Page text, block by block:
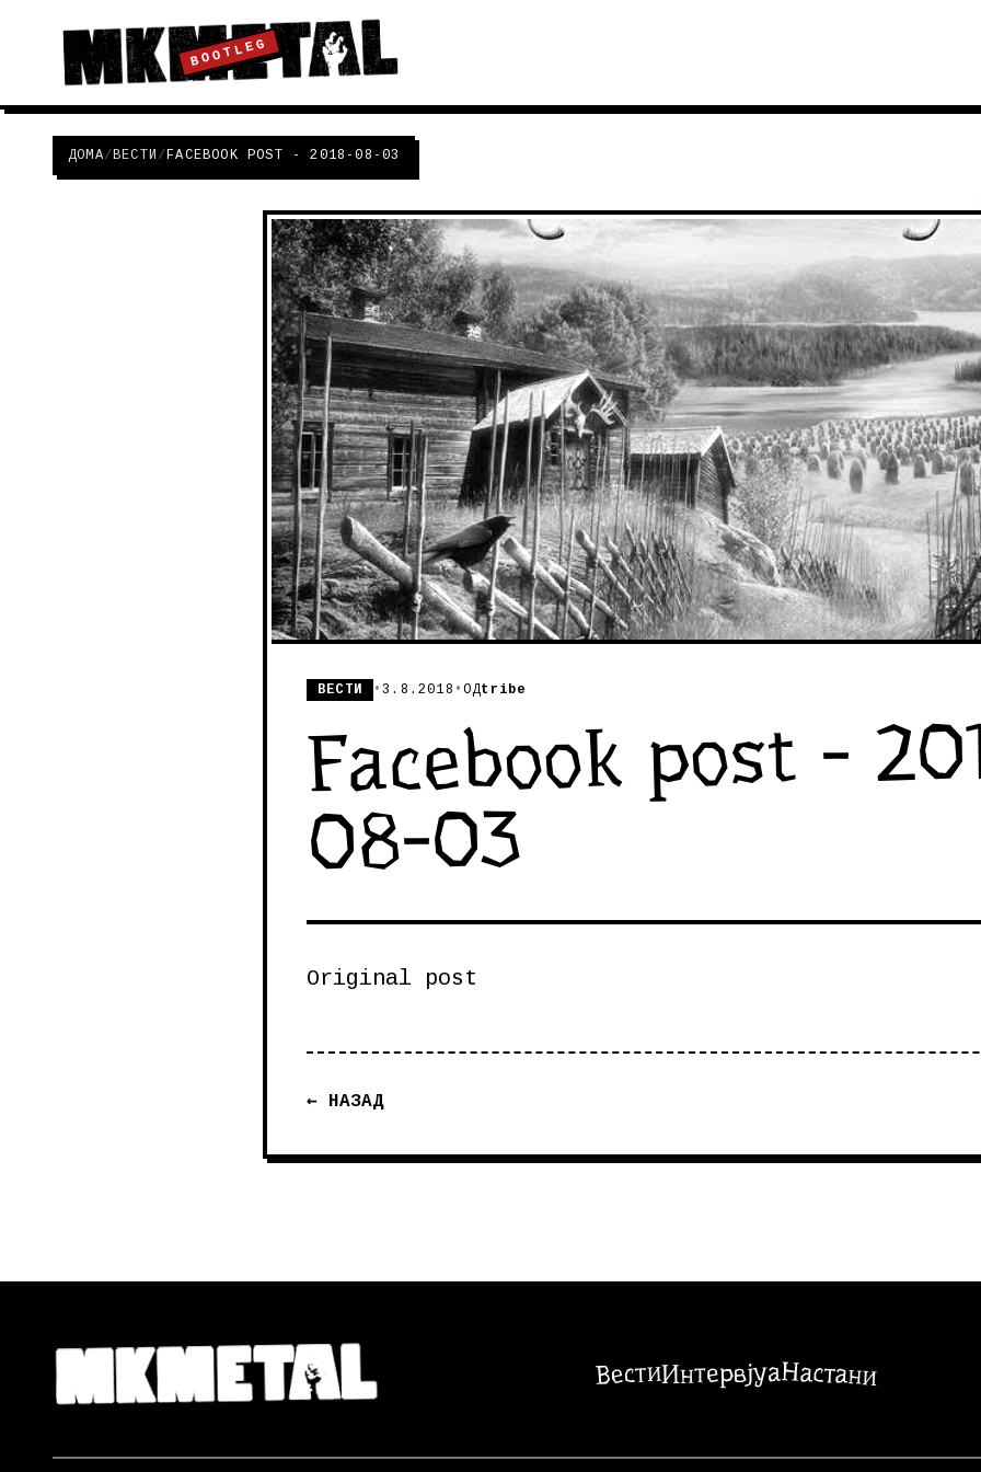
BOOTLEG
ДОМА/ВЕСТИ /FACEBOOK POST - 2018-08-03
ВЕСТИ •3.8.2018 •ОДtribe
Facebook post -
08-03
Original post
← НАЗАД
ВестиИнтервјуаНастани